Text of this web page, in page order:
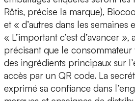
Rôtis, précise la marque),
et « d’autres dans les semaines
« L’important c’est d’avancer
précisant que le consommateur
des ingrédients principaux sur
accès par un QR code. La
exprimé sa confiance dans